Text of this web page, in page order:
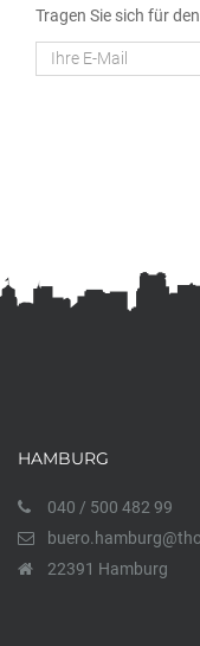
Tragen Sie sich für
HAMBURG
040 / 500 482 99
22391 Hamburg